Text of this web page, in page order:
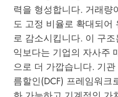
력을 형성합니다. 거래량
도 고정 비율로 확대되어
로 감소시킵니다. 이 구
익보다는 기업의 자사주
으로 더 가깝습니다. 기
름할인(DCF) 프레임워